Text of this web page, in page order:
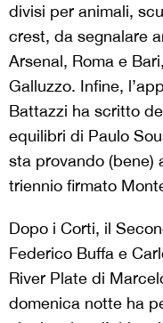
divisi per animali,
crest, da segnalare
Arsenal, Roma e
Galluzzo. Infine,
Battazzi ha scritto
equilibri di Paulo
sta provando (bene)
triennio firmato
Dopo i Corti, il
Federico Buffa e
River Plate di
domenica notte ha